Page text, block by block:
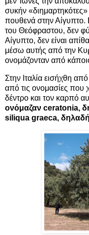
συκήν
πουθενά στην Αίγυπτο.
του Θεόφραστου, δεν
Αίγυπτο, δεν είναι
μέσω αυτής από την
ονομάζονταν από
Στην Ιταλία εισήχθη
από τις ονομασίες που
δέντρο και τον καρπό
ονόμαζαν ceratonia,
siliqua graeca,